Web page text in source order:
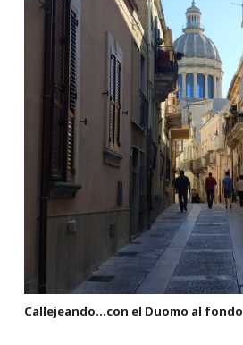
Callejeando…con el Duomo al fondo